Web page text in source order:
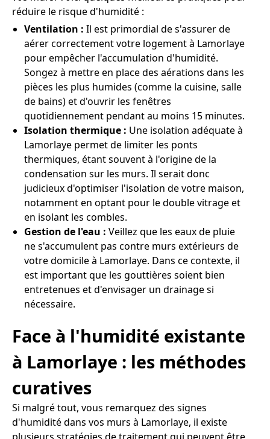
réduire le risque d'humidité :
Ventilation : Il est primordial de s'assurer de
aérer correctement votre logement à Lamorlaye
pour empêcher l'accumulation d'humidité.
Songez à mettre en place des aérations dans les
pièces les plus humides (comme la cuisine, salle
de bains) et d'ouvrir les fenêtres
quotidiennement pendant au moins 15 minutes.
Isolation thermique : Une isolation adéquate à
Lamorlaye permet de limiter les ponts
thermiques, étant souvent à l'origine de la
condensation sur les murs. Il serait donc
judicieux d'optimiser l'isolation de votre maison,
notamment en optant pour le double vitrage et
en isolant les combles.
Gestion de l'eau : Veillez que les eaux de pluie
ne s'accumulent pas contre murs extérieurs de
votre domicile à Lamorlaye. Dans ce contexte, il
est important que les gouttières soient bien
entretenues et d'envisager un drainage si
nécessaire.
Face à l'humidité existante
à Lamorlaye : les méthodes
curatives
Si malgré tout, vous remarquez des signes
d'humidité dans vos murs à Lamorlaye, il existe